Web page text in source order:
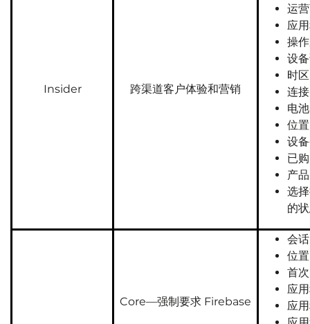
Insider 跨渠道客户体验和营销
运
应
操
设
时区
连接
电池
位置
设
已
产
选
的
Core—强制要求 Firebase
会
位置
首
应
应